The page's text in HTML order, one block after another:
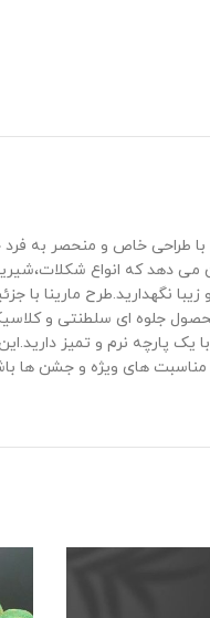
شکلات ‌خوری با طراحی خاص و
امکان می‌ دهد که انواع
نگهدارید.طرح مارینا با
محصول جلوه ‌ای سلطنتی و
با یک پارچه نرم و تمیز
مناسبت ‌های ویژه و جشن‌ ها